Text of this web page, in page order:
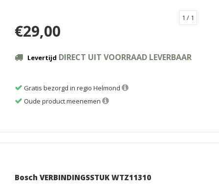
1 / 1
€29,00
Levertijd DIRECT UIT VOORRAAD LEVERBAAR
Gratis bezorgd in regio Helmond
Oude product meenemen
Bosch VERBINDINGSSTUK WTZ11310